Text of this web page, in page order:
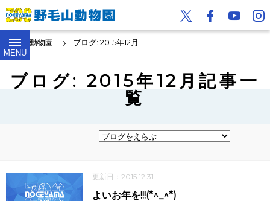
MENU
野毛山動物園 ブログ: 2015年12月
ブログ: 2015年12月記事一
覧
更新日：2015.12.31
よいお年を!!!(*^_^*)